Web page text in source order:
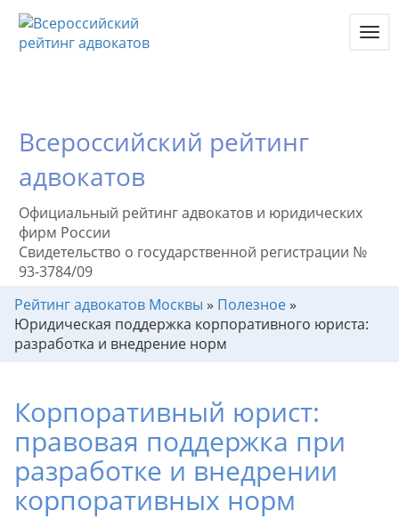
Всероссийский рейтинг
адвокатов
Официальный рейтинг адвокатов и юридических
фирм России
Свидетельство о государственной регистрации №
93-3784/09
Рейтинг адвокатов Москвы » Полезное»
Юридическая поддержка корпоративного юриста:
разработка и внедрение норм
Корпоративный юрист:
правовая поддержка при
разработке и внедрении
корпоративных норм